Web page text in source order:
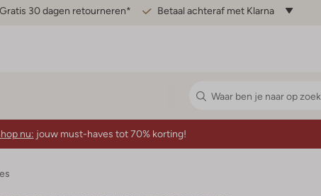
Gratis 30 dagen retourneren* Betaal achteraf met Klarna
nu: jouw must-haves tot 70% korting!